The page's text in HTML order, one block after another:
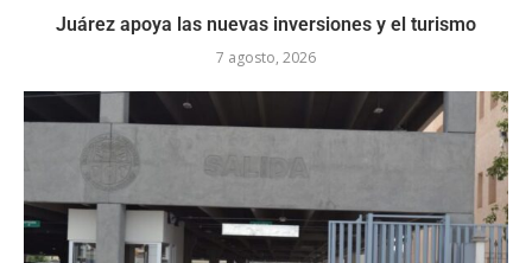
Juárez apoya las nuevas inversiones y el turismo
7 agosto, 2026